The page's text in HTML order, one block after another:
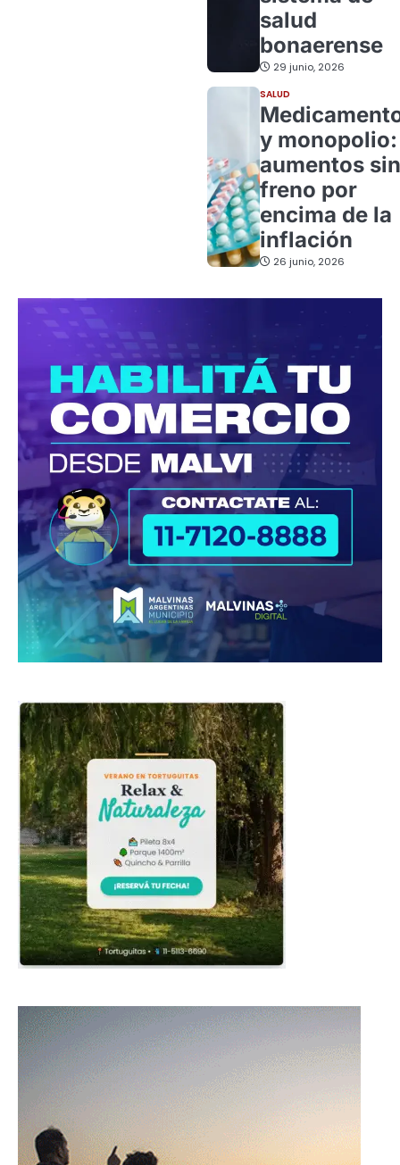
salud
bonaerense
29 junio, 2026
SALUD
y monopolio:
aumentos sin
freno por
encima de la
inflación
26 junio, 2026